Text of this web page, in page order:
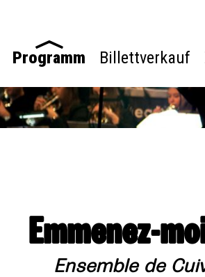
Programm Billettverkauf
Emmenez-
Ensemble de